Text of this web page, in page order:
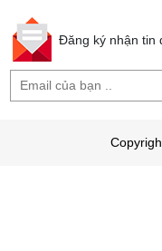
Đăng ký nhận tin